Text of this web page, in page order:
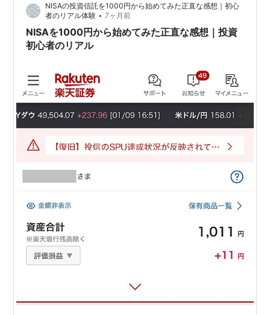
る 頑張って貯めたお金がなくなるのは怖い 失敗したら後
悔しそう ネットを見ると「損した」「暴落した」という
言葉もあって…
NISAの投資信託を1000円から始めてみた正直な感想｜初心
者のリアル体験 • 7ヶ月前
NISAを1000円から始めてみた正直な感想｜投資
初心者のリアル